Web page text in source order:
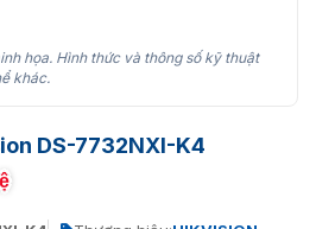
họa. Hình thức và thông số kỹ thuật
khác.
DS-7732NXI-K4